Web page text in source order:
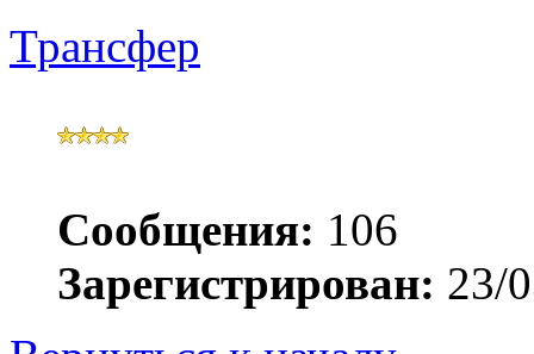
Трансфер
Сообщения: 106
Зарегистрирован: 23/